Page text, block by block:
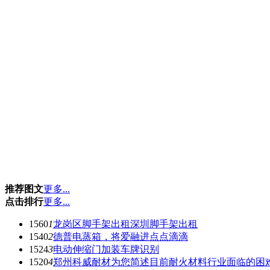
推荐图文更多...
点击排行更多...
15601龙岗区脚手架出租深圳脚手架出租
15402德普电蒸箱，将爱融进点点滴滴
15243电动伸缩门加装车牌识别
15204郑州科威耐材为您简述目前耐火材料行业面临的困